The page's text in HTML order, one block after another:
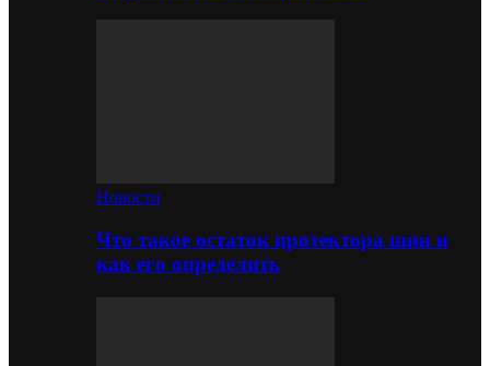
Новости
Что такое остаток протектора шин и
как его определить